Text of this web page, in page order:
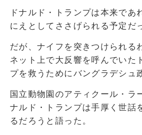
ドナルド・トランプは本来であ
にえとしてささげられる予定だ
だが、ナイフを突きつけられる
ネット上で大反響を呼んでいた
プを救うためにバングラデシュ
国立動物園のアティクール・ラ
ナルド・トランプは手厚く世話
るだろうと語った。